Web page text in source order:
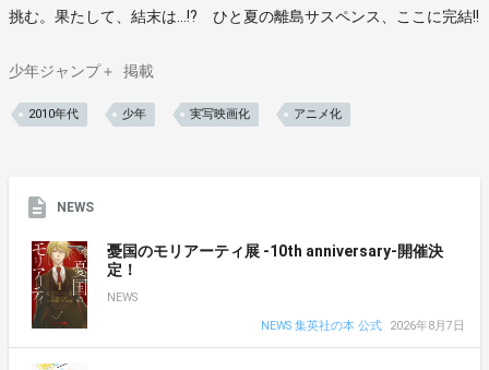
挑む。果たして、結末は…!? ひと夏の離島サスペンス、ここに完結!!
少年ジャンプ＋ 掲載
2010年代 少年 実写映画化 アニメ化
NEWS
憂国のモリアーティ展 -10th anniversary-開催決
定！
NEWS
NEWS 集英社の本 公式
2026年8月7日